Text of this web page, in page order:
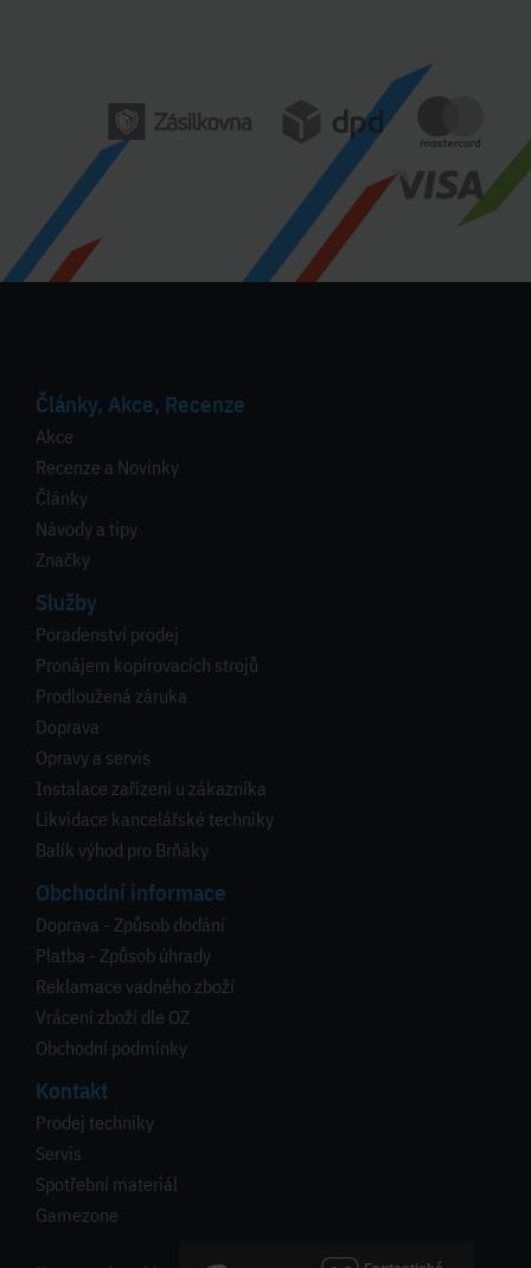
Články, Akce, Recenze
Akce
Recenze a Novinky
Články
Návody a tipy
Značky
Služby
Poradenství prodej
Pronájem kopírovacích strojů
Prodloužená záruka
Doprava
Opravy a servis
Instalace zařízení u zákazníka
Likvidace kancelářské techniky
Balík výhod pro Brňáky
Obchodní informace
Doprava - Způsob dodání
Platba - Způsob úhrady
Reklamace vadného zboží
Vrácení zboží dle OZ
Obchodní podmínky
Kontakt
Prodej techniky
Servis
Spotřební materiál
Gamezone